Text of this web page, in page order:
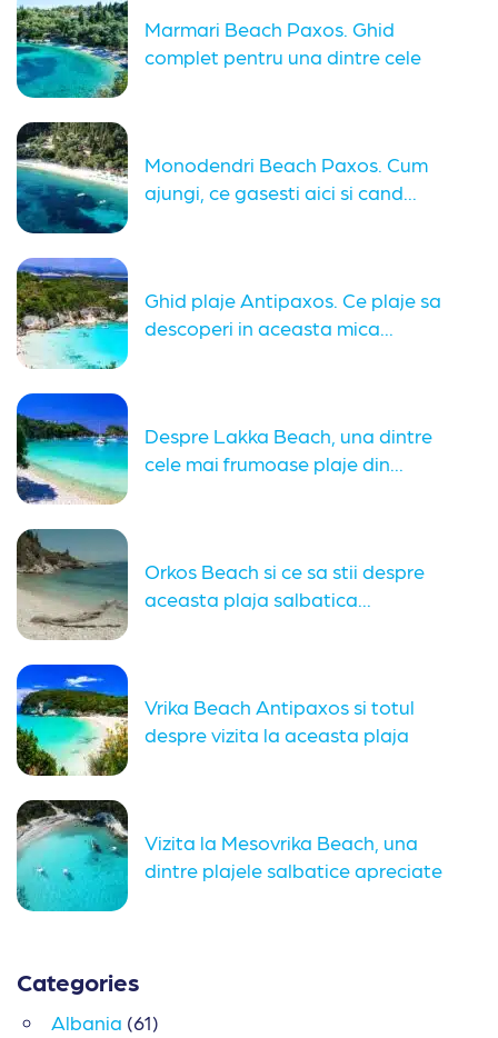
Marmari Beach Paxos. Ghid
complet pentru una dintre cele
Monodendri Beach Paxos. Cum
ajungi, ce gasesti aici si cand...
Ghid plaje Antipaxos. Ce plaje sa
descoperi in aceasta mica...
Despre Lakka Beach, una dintre
cele mai frumoase plaje din...
Orkos Beach si ce sa stii despre
aceasta plaja salbatica...
Vrika Beach Antipaxos si totul
despre vizita la aceasta plaja
Vizita la Mesovrika Beach, una
dintre plajele salbatice apreciate
Categories
Albania (61)